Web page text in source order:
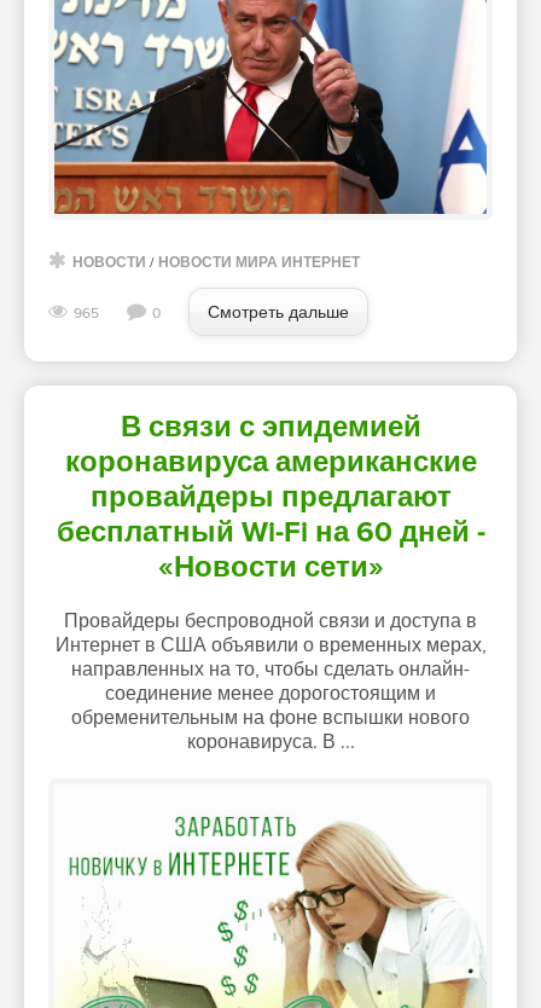
НОВОСТИ / НОВОСТИ МИРА ИНТЕРНЕТ
965 0 Смотреть дальше
В связи с эпидемией
коронавируса американские
провайдеры предлагают
бесплатный Wi-Fi на 60 дней -
«Новости сети»
Провайдеры беспроводной связи и доступа в
Интернет в США объявили о временных мерах,
направленных на то, чтобы сделать онлайн-
соединение менее дорогостоящим и
обременительным на фоне вспышки нового
коронавируса. В ...